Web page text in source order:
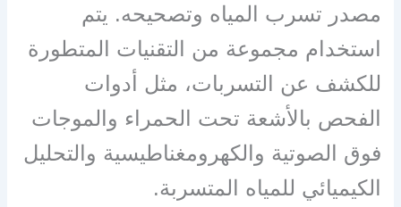
مصدر تسرب المياه وتصحيحه. يتم
استخدام مجموعة من التقنيات المتطورة
للكشف عن التسربات، مثل أدوات
الفحص بالأشعة تحت الحمراء والموجات
فوق الصوتية والكهرومغناطيسية والتحليل
الكيميائي للمياه المتسربة.